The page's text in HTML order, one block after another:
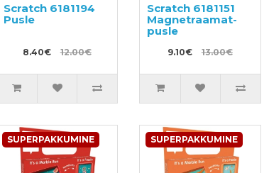
Scratch 6181194
Pusle
8.40€ 12.00€
Scratch 6181151
Magnetraamat-
pusle
9.10€ 13.00€
SUPERPAKKUMINE SUPERPAKKUMINE